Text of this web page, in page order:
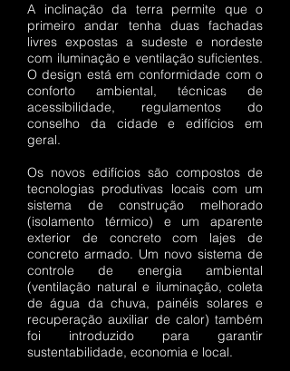
A inclinação da terra permite que o
primeiro andar tenha duas fachadas
livres expostas a sudeste e nordeste
com iluminação e ventilação suficientes.
O design está em conformidade com o
conforto ambiental, técnicas de
acessibilidade, regulamentos do
conselho da cidade e edifícios em
geral.
Os novos edifícios são compostos de
tecnologias produtivas locais com um
sistema de construção melhorado
(isolamento térmico) e um aparente
exterior de concreto com lajes de
concreto armado. Um novo sistema de
controle de energia ambiental
(ventilação natural e iluminação, coleta
de água da chuva, painéis solares e
recuperação auxiliar de calor) também
foi introduzido para garantir
sustentabilidade, economia e local.